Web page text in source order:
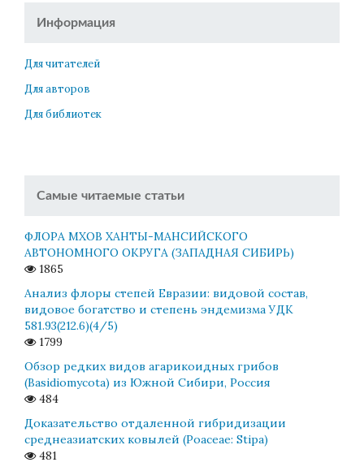
Информация
Для читателей
Для авторов
Для библиотек
Самые читаемые статьи
ФЛОРА МХОВ ХАНТЫ-МАНСИЙСКОГО
АВТОНОМНОГО ОКРУГА (ЗАПАДНАЯ СИБИРЬ)
1865
Анализ флоры степей Евразии: видовой состав,
видовое богатство и степень эндемизма УДК
581.93(212.6)(4/5)
1799
Обзор редких видов агарикоидных грибов
(Basidiomycota) из Южной Сибири, Россия
484
Доказательство отдаленной гибридизации
среднеазиатских ковылей (Poaceae: Stipa)
481